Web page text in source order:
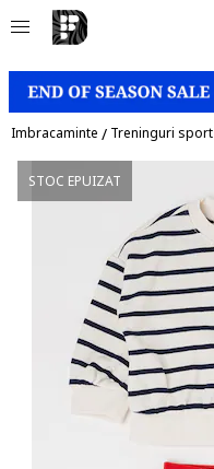
Imbracaminte / Treninguri sport
STOC EPUIZAT